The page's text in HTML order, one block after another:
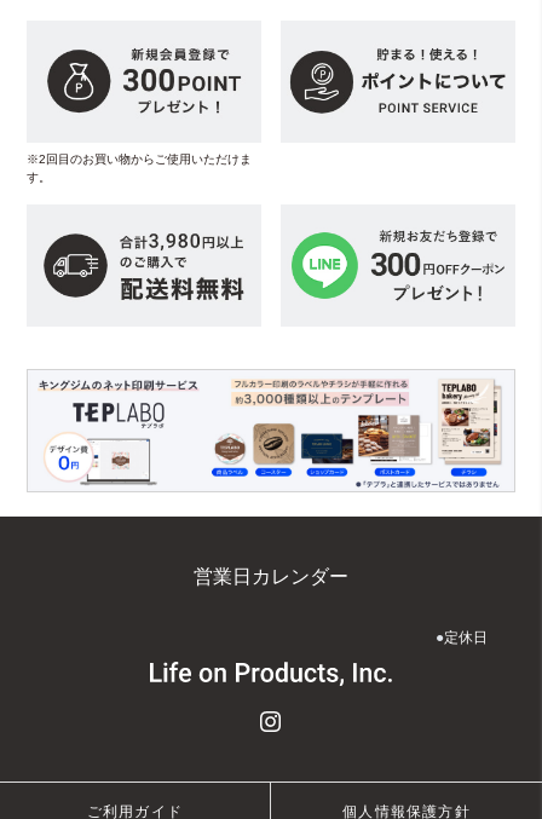
※2回目のお買い物からご使用いただけま
す。
営業日カレンダー
●定休日
ご利用ガイド 個人情報保護方針